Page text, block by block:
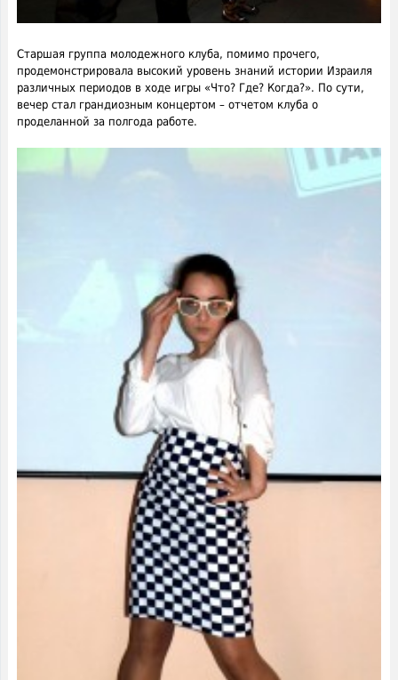
Старшая группа молодежного клуба, помимо прочего,
продемонстрировала высокий уровень знаний истории Израиля
различных периодов в ходе игры «Что? Где? Когда?». По сути,
вечер стал грандиозным концертом – отчетом клуба о
проделанной за полгода работе.